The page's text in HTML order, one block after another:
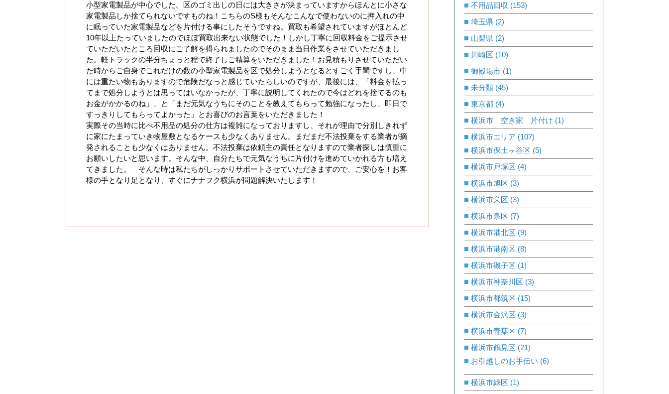
小型家電製品が中心でした。区のゴミ出しの日には大きさが決まっていますからほんとに小さな
家電製品しか捨てられないですものね！こちらのS様もそんなこんなで使わないのに押入れの中
に眠っていた家電製品などを片付ける事にしたそうですね。買取も希望されていますがほとんど
10年以上たっていましたのでほぼ買取出来ない状態でした！しかし丁寧に回収料金をご提示させ
ていただいたところ回収にご了解を得られましたのでそのまま当日作業をさせていただきまし
た。軽トラックの半分ちょっと程で終了しご精算をいただきました！お見積もりさせていただい
た時からご自身でこれだけの数の小型家電製品を区で処分しようとなるとすごく手間ですし、中
には重たい物もありますので危険だなっと感じていたらしいのですが、最後には、「料金を払っ
てまで処分しようとは思ってはいなかったが、丁寧に説明してくれたので今はどれを捨てるのも
お金がかかるのね」、と「まだ元気なうちにそのことを教えてもらって勉強になったし、即日で
すっきりしてもらってよかった」とお喜びのお言葉をいただきました！
実際その当時に比べ不用品の処分の仕方は複雑になっておりますし、それが理由で分別しきれず
に家にたまっていき物屋敷となるケースも少なくありません。まだまだ不法投棄をする業者が摘
発されることも少なくはありません。不法投棄は依頼主の責任となりますので業者探しは慎重に
お願いしたいと思います。そんな中、自分たちで元気なうちに片付けを進めていかれる方も増え
てきました。 そんな時は私たちがしっかりサポートさせていただきますので、ご安心を！お客
様の手となり足となり、すぐにナナフク横浜が問題解決いたします！
不用品回収 (153)
埼玉県 (2)
山梨県 (2)
川崎区 (10)
御殿場市 (1)
未分類 (45)
東京都 (4)
横浜市 空き家 片付け (1)
横浜市エリア (107)
横浜市保土ヶ谷区 (5)
横浜市戸塚区 (4)
横浜市旭区 (3)
横浜市栄区 (3)
横浜市泉区 (7)
横浜市港北区 (9)
横浜市港南区 (8)
横浜市磯子区 (1)
横浜市神奈川区 (3)
横浜市都筑区 (15)
横浜市金沢区 (3)
横浜市青葉区 (7)
横浜市鶴見区 (21)
お引越しのお手伝い (6)
横浜市緑区 (1)